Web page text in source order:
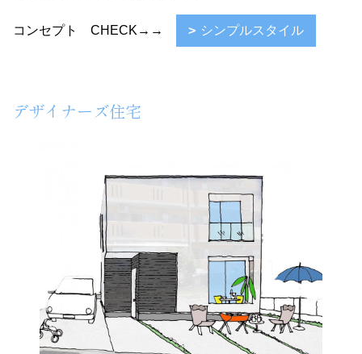
コンセプト CHECK→→ シンプルスタイル
デザイナーズ住宅